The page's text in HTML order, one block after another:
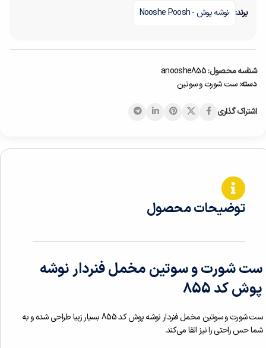
برند: نوشه پوش - Nooshe Poosh
شناسه محصول:anooshe855
دسته:ست شورت و سوتین
اشتراک گذاری
توضیحات محصول
ست شورت و سوتین مخمل فنردار نوشه
پوش کد 855
ست شورت و سوتین مخمل فنردار نوشه پوش کد 855 بسیار زیبا طراحی شده و به
شما حس راحتی را نیز القا می‌کند.